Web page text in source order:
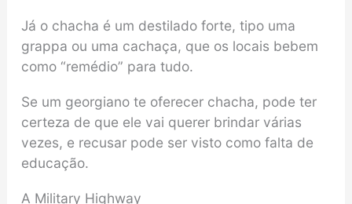
Já o chacha é um destilado forte, tipo uma
grappa ou uma cachaça, que os locais bebem
como “remédio” para tudo.
Se um georgiano te oferecer chacha, pode ter
certeza de que ele vai querer brindar várias
vezes, e recusar pode ser visto como falta de
educação.
A Military Highway